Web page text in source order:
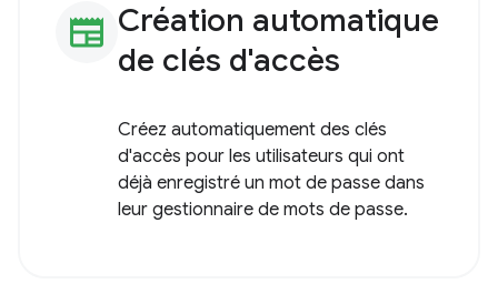
newspaper Création automatique
de clés d'accès
Créez automatiquement des clés
d'accès pour les utilisateurs qui ont
déjà enregistré un mot de passe dans
leur gestionnaire de mots de passe.